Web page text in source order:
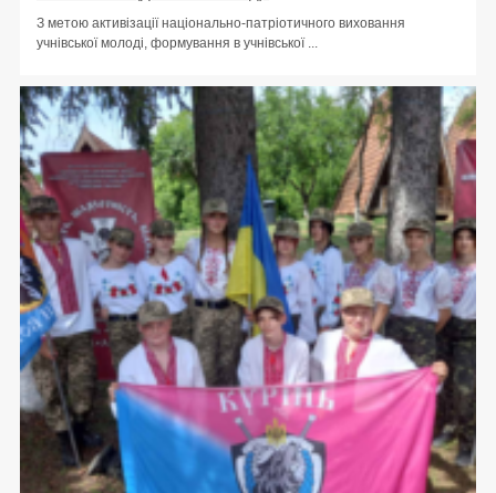
З метою активізації національно-патріотичного виховання
учнівської молоді, формування в учнівської ...